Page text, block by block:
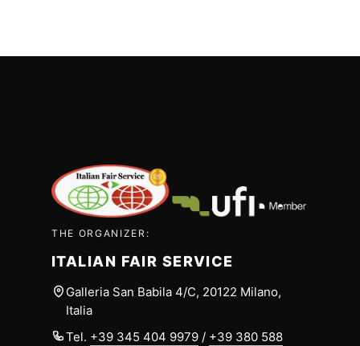
THE ORGANIZER:
ITALIAN FAIR SERVICE
Galleria San Babila 4/C, 20122 Milano,
Italia
Tel. +39 345 404 9979 / +39 380 588